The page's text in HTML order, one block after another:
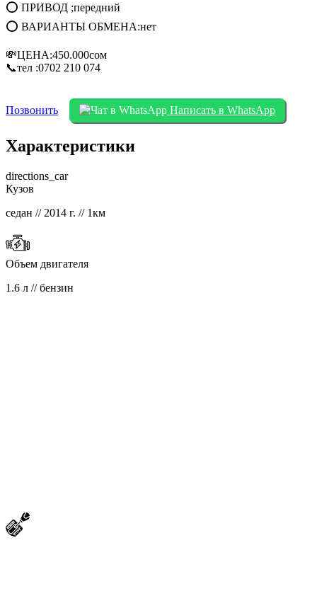
⭕ ПРИВОД ;передний
⭕ ВАРИАНТЫ ОБМЕНА:нет
💸ЦЕНА:450.000сом
📞тел :0702 210 074
Позвонить Написать в WhatsApp
Характеристики
directions_car
Кузов
седан // 2014 г. // 1км
Объем двигателя
1.6 л // бензин